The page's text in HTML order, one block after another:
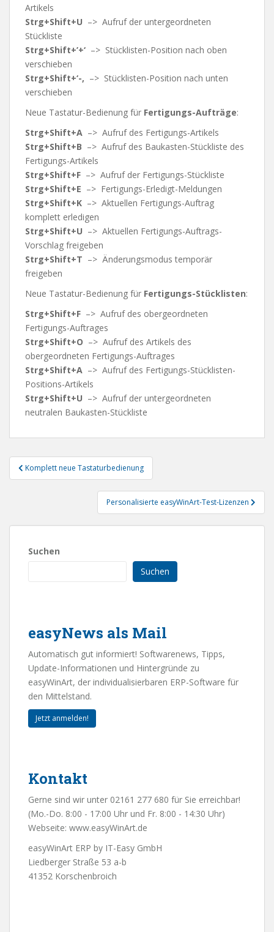
Artikels
Strg+Shift+U –> Aufruf der untergeordneten
Stückliste
Strg+Shift+’+‘ –> Stücklisten-Position nach oben
verschieben
Strg+Shift+‘-‚ –> Stücklisten-Position nach unten
verschieben
Neue Tastatur-Bedienung für Fertigungs-Aufträge:
Strg+Shift+A –> Aufruf des Fertigungs-Artikels
Strg+Shift+B –> Aufruf des Baukasten-Stückliste des
Fertigungs-Artikels
Strg+Shift+F –> Aufruf der Fertigungs-Stückliste
Strg+Shift+E –> Fertigungs-Erledigt-Meldungen
Strg+Shift+K –> Aktuellen Fertigungs-Auftrag
komplett erledigen
Strg+Shift+U –> Aktuellen Fertigungs-Auftrags-
Vorschlag freigeben
Strg+Shift+T –> Änderungsmodus temporär
freigeben
Neue Tastatur-Bedienung für Fertigungs-Stücklisten:
Strg+Shift+F –> Aufruf des obergeordneten
Fertigungs-Auftrages
Strg+Shift+O –> Aufruf des Artikels des
obergeordneten Fertigungs-Auftrages
Strg+Shift+A –> Aufruf des Fertigungs-Stücklisten-
Positions-Artikels
Strg+Shift+U –> Aufruf der untergeordneten
neutralen Baukasten-Stückliste
Beitragsnavigation
Komplett neue Tastaturbedienung
Personalisierte easyWinArt-Test-Lizenzen
Suchen
Suchen
easyNews als Mail
Automatisch gut informiert! Softwarenews, Tipps,
Update-Informationen und Hintergründe zu
easyWinArt, der individualisierbaren ERP-Software für
den Mittelstand.
Jetzt anmelden!
Kontakt
Gerne sind wir unter 02161 277 680 für Sie erreichbar!
(Mo.-Do. 8:00 - 17:00 Uhr und Fr. 8:00 - 14:30 Uhr)
Webseite: www.easyWinArt.de
easyWinArt ERP by IT-Easy GmbH
Liedberger Straße 53 a-b
41352 Korschenbroich